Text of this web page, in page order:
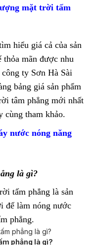
mặt trời tấm
hiểu giá cả của sản
thỏa mãn được nhu
công ty Sơn Hà Sài
bảng giá sản phẩm
tâm phẳng mới nhất
cùng tham khảo.
nước nóng năng
là gì?
tấm phẳng là sản
để làm nóng nước
phẳng.
phẳng là gì?